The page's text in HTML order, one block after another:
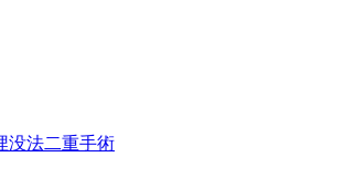
没法二重手術